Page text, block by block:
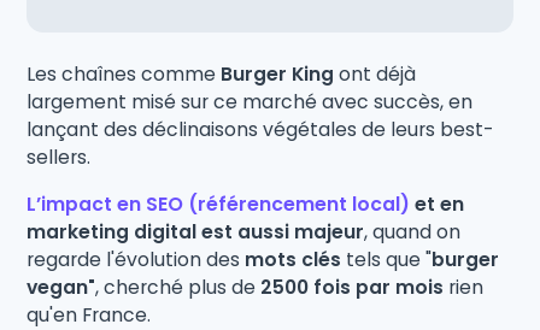
Les chaînes comme Burger King ont déjà
largement misé sur ce marché avec succès, en
lançant des déclinaisons végétales de leurs best-
sellers.
L’impact en SEO (référencement local) et en
marketing digital est aussi majeur, quand on
regarde l'évolution des mots clés tels que "burger
vegan", cherché plus de 2500 fois par mois rien
qu'en France.